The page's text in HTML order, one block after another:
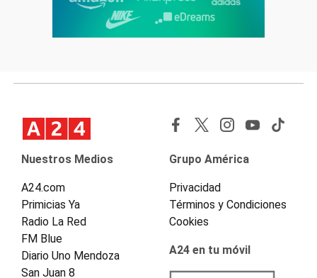
Nuestros Medios
A24.com
Primicias Ya
Radio La Red
FM Blue
Diario Uno Mendoza
San Juan 8
Grupo América
Privacidad
Términos y Condiciones
Cookies
A24 en tu móvil